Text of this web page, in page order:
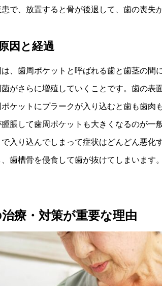
で、放置すると骨が後退して、歯の喪失
因と経過
、歯周ポケットと呼ばれる歯と歯茎の間
がさらに増殖していくことです。歯の表
ポケットにプラークが入り込むと歯も歯肉
脹して歯周ポケットも大きくなるのが一
入り込んでしまって症状はどんどん悪化
歯槽骨を侵食して歯が抜けてしまいます
療・対策が重要な理由